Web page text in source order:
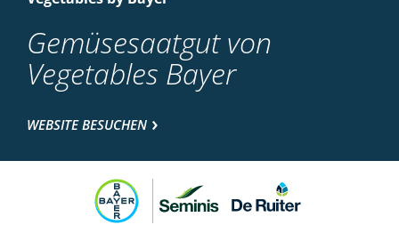
Gemüsesaatgut von
Vegetables Bayer
WEBSITE BESUCHEN